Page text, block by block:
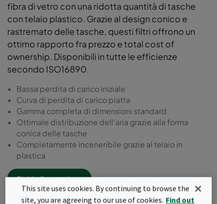
fibra di vetro con una ridotta quantità di tasche
con telaio plastico. Grazie al design conico e
rastremato delle tasche, questi filtri offrono un
ottimo rapporto fra prezzo e total cost of
ownership. Disponibili in tutte le efficienze
secondo ISO16890.
Bassa perdita di carico iniziale
Curva di perdita di carico piatta
Gamma completa di dimensioni standard
Ottimale distribuzione dell'aria grazie alla forma
conica delle tasche
Completamente inceneribile grazie al telaio in
plastica
Richiedi quotazione
This site uses cookies. By continuing to browse the
site, you are agreeing to our use of cookies. Find out